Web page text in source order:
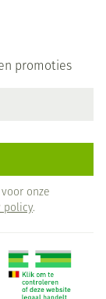
promoties
onze
policy.